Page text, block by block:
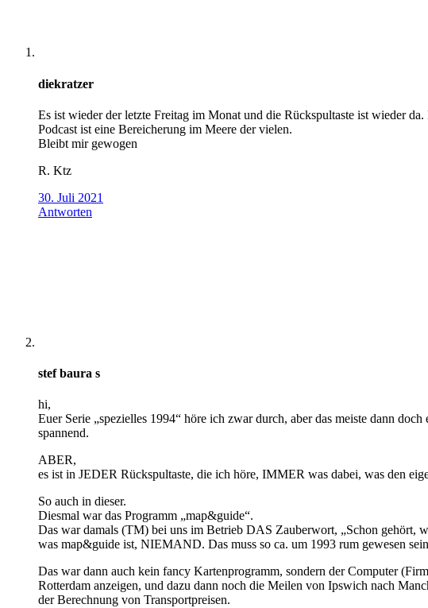
diekratzer
Es ist wieder der letzte Freitag im Monat und die Rückspultaste ist wieder
Podcast ist eine Bereicherung im Meere der vielen.
Bleibt mir gewogen
R. Ktz
30. Juli 2021
Antworten
stef baura s
hi,
Euer Serie „spezielles 1994“ höre ich zwar durch, aber das meiste dann
spannend.
ABER,
es ist in JEDER Rückspultaste, die ich höre, IMMER was dabei, was den
So auch in dieser.
Diesmal war das Programm „map&guide“.
Das war damals (TM) bei uns im Betrieb DAS Zauberwort, „Schon
was map&guide ist, NIEMAND. Das muss so ca. um 1993 rum gewesen
Das war dann auch kein fancy Kartenprogramm, sondern der Computer
Rotterdam anzeigen, und dazu dann noch die Meilen von Ipswich nach
der Berechnung von Transportpreisen.